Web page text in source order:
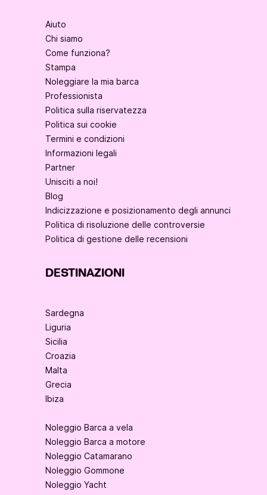
Aiuto
Chi siamo
Come funziona?
Stampa
Noleggiare la mia barca
Professionista
Politica sulla riservatezza
Politica sui cookie
Termini e condizioni
Informazioni legali
Partner
Unisciti a noi!
Blog
Indicizzazione e posizionamento degli annunci
Politica di risoluzione delle controversie
Politica di gestione delle recensioni
DESTINAZIONI
Sardegna
Liguria
Sicilia
Croazia
Malta
Grecia
Ibiza
Noleggio Barca a vela
Noleggio Barca a motore
Noleggio Catamarano
Noleggio Gommone
Noleggio Yacht